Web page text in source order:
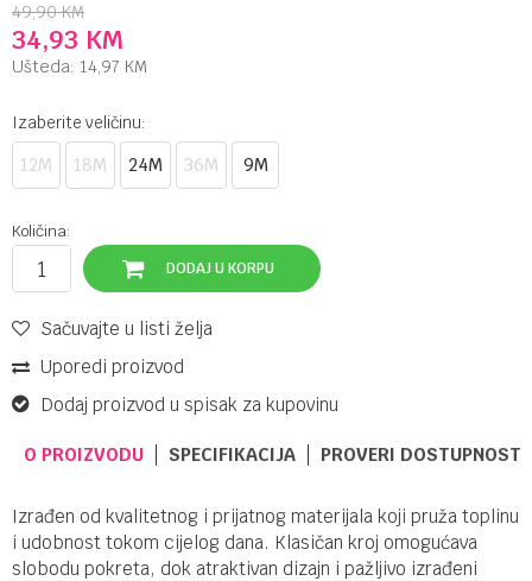
49,90 KM
34,93 KM
Ušteda: 14,97 KM
Izaberite veličinu:
12M 18M 24M 36M 9M
Količina:
DODAJ U KORPU
Sačuvajte u listi želja
Uporedi proizvod
Dodaj proizvod u spisak za kupovinu
O PROIZVODU SPECIFIKACIJA PROVERI DOSTUPNOST
Izrađen od kvalitetnog i prijatnog materijala koji pruža toplinu
i udobnost tokom cijelog dana. Klasičan kroj omogućava
slobodu pokreta, dok atraktivan dizajn i pažljivo izrađeni